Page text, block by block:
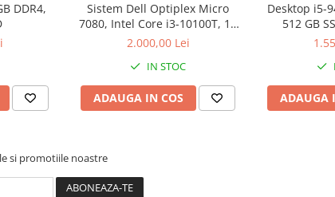
DDR4,
Sistem Dell Optiplex Micro
7080, Intel Core i3-10100T, 16
GB RAM, 512 GB SSD, Win 11
2.000,00 Lei
IN STOC
ADAUGA IN COS
Desktop i5-
512 GB
ADAUGA
si promotiile noastre